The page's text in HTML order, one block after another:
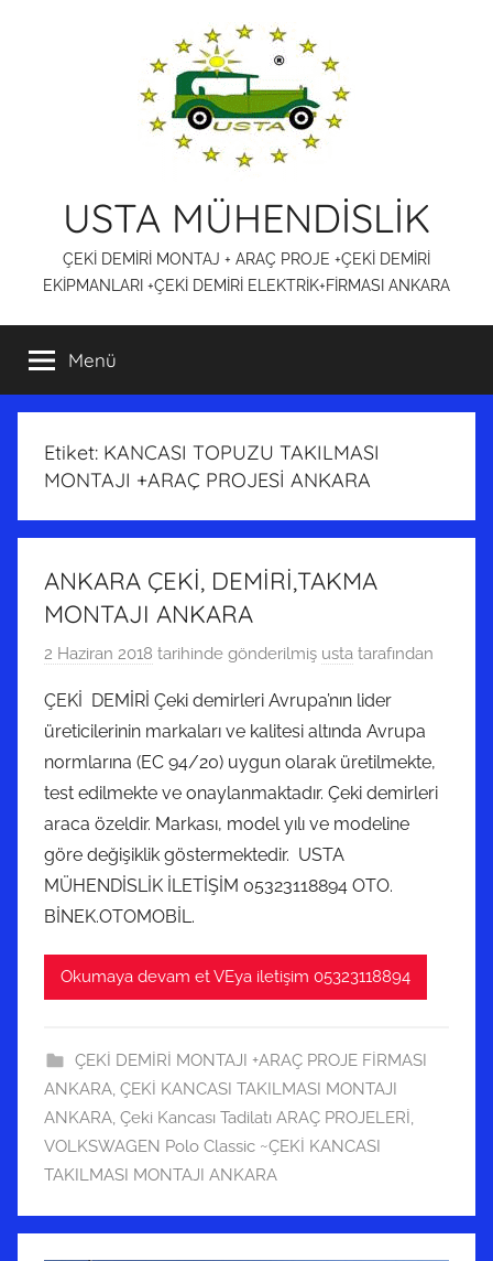
USTA MÜHENDİSLİK
ÇEKİ DEMİRİ MONTAJ + ARAÇ PROJE +ÇEKİ DEMİRİ
EKİPMANLARI +ÇEKİ DEMİRİ ELEKTRİK+FİRMASI ANKARA
Menü
Etiket: KANCASI TOPUZU TAKILMASI
MONTAJI +ARAÇ PROJESİ ANKARA
ANKARA ÇEKİ, DEMİRİ,TAKMA
MONTAJI ANKARA
2 Haziran 2018 tarihinde gönderilmiş usta tarafından
ÇEKİ DEMİRİ Çeki demirleri Avrupa’nın lider
üreticilerinin markaları ve kalitesi altında Avrupa
normlarına (EC 94/20) uygun olarak üretilmekte,
test edilmekte ve onaylanmaktadır. Çeki demirleri
araca özeldir. Markası, model yılı ve modeline
göre değişiklik göstermektedir. USTA
MÜHENDİSLİK İLETİŞİM 05323118894 OTO.
BİNEK.OTOMOBİL.
Okumaya devam et VEya iletişim 05323118894
ÇEKİ DEMİRİ MONTAJI +ARAÇ PROJE FİRMASI
ANKARA ÇEKİ KANCASI TAKILMASI MONTAJI
ANKARA Çeki Kancası Tadilatı ARAÇ PROJELERİ
VOLKSWAGEN Polo Classic ~ÇEKİ KANCASI
TAKILMASI MONTAJI ANKARA